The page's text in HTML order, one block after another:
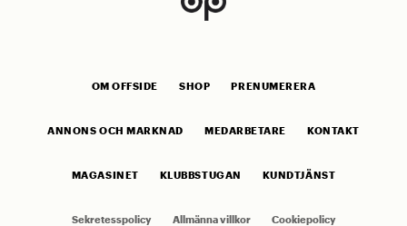
OM OFFSIDE SHOP PRENUMERERA
ANNONS OCH MARKNAD MEDARBETARE KONTAKT
MAGASINET KLUBBSTUGAN KUNDTJÄNST
Sekretesspolicy Allmänna villkor Cookiepolicy